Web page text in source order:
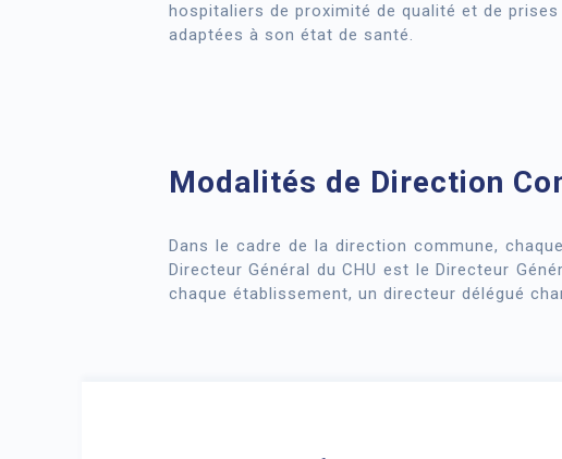
hospitaliers de proximité de qualité et de
adaptées à son état de santé.
Modalités de Direction
Dans le cadre de la direction commune,
Directeur Général du CHU est le Directeur
chaque établissement, un directeur délégué